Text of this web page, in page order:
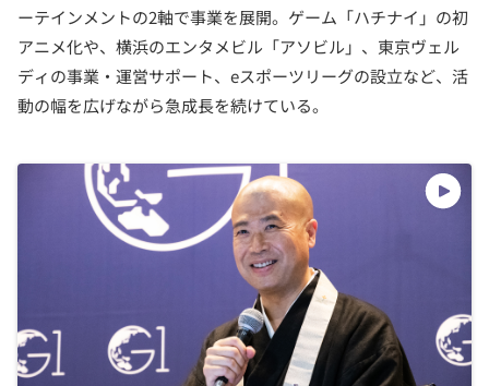
ーテインメントの2軸で事業を展開。ゲーム「ハチナイ」の初
アニメ化や、横浜のエンタメビル「アソビル」、東京ヴェル
ディの事業・運営サポート、eスポーツリーグの設立など、活
動の幅を広げながら急成長を続けている。